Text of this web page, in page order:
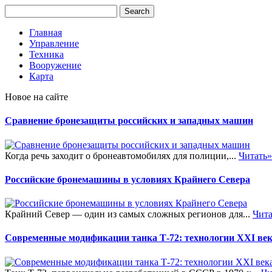
Главная
Управление
Техника
Вооружение
Карта
Новое на сайте
Сравнение бронезащиты российских и западных машин
Когда речь заходит о бронеавтомобилях для полиции,... Читать»
Российские бронемашины в условиях Крайнего Севера
Крайний Север — один из самых сложных регионов для...
Современные модификации танка Т-72: технологии XXI